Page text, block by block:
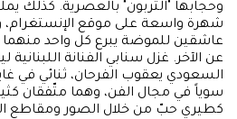
وحجابها "التربون" بالعصرية. كذلك
شهرة واسعة على موقع الإنستغرام،
عاشقين للموضة يبرع كل واحد
عن الآخر. غزل سنابي الفنانة اللبنانية
السعودي يعقوب الفرحان، ثنائي في
سوياً في مجال الفن، وهما متّفقان
كطيري حبّ من خلال الصور ومقاطع